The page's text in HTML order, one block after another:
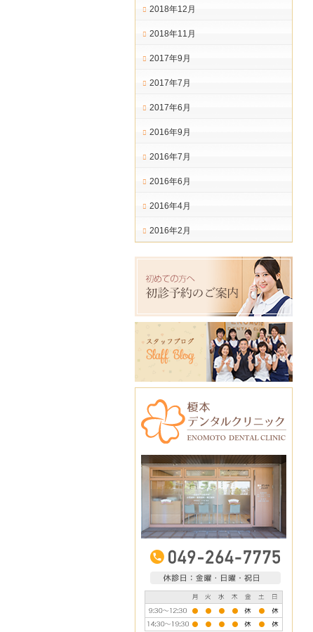
2018年12月
2018年11月
2017年9月
2017年7月
2017年6月
2016年9月
2016年7月
2016年6月
2016年4月
2016年2月